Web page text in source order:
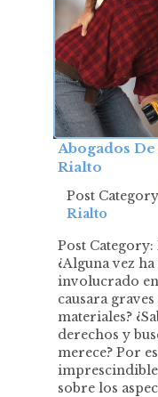
Abogados
Rialto
Post
Rialto
Post
¿Alguna vez
involucrado
causara
materiales?
derechos y
merece? Por
sobre los